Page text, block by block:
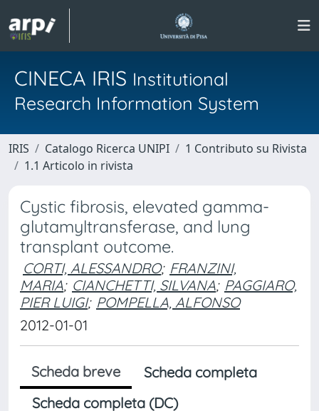
CINECA IRIS Institutional
Research Information System
IRIS Catalogo Ricerca UNIPI
1 Contributo su Rivista
1.1 Articolo in rivista
Cystic fibrosis, elevated gamma-
glutamyltransferase, and lung
transplant outcome.
CORTI, ALESSANDRO; FRANZINI,
MARIA; CIANCHETTI, SILVANA; PAGGIARO,
PIER LUIGI; POMPELLA, ALFONSO
2012-01-01
Scheda breve
Scheda completa
Scheda completa (DC)